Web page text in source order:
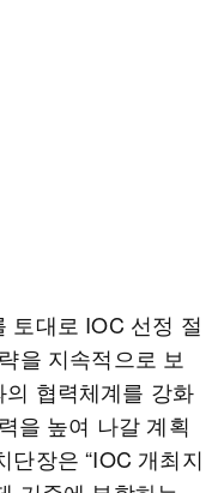
토대로 IOC 선정 절
을 지속적으로 보
협력체계를 강화
을 높여 나갈 계획
단장은 “IOC 개최지